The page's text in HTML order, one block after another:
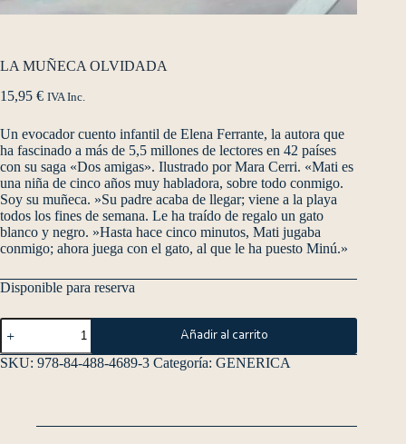
LA MUÑECA OLVIDADA
15,95 € IVA Inc.
Un evocador cuento infantil de Elena Ferrante, la autora que
ha fascinado a más de 5,5 millones de lectores en 42 países
con su saga «Dos amigas». Ilustrado por Mara Cerri. «Mati es
una niña de cinco años muy habladora, sobre todo conmigo.
Soy su muñeca. »Su padre acaba de llegar; viene a la playa
todos los fines de semana. Le ha traído de regalo un gato
blanco y negro. »Hasta hace cinco minutos, Mati jugaba
conmigo; ahora juega con el gato, al que le ha puesto Minú.»
Disponible para reserva
Añadir al carrito
SKU: 978-84-488-4689-3 Categoría: GENERICA